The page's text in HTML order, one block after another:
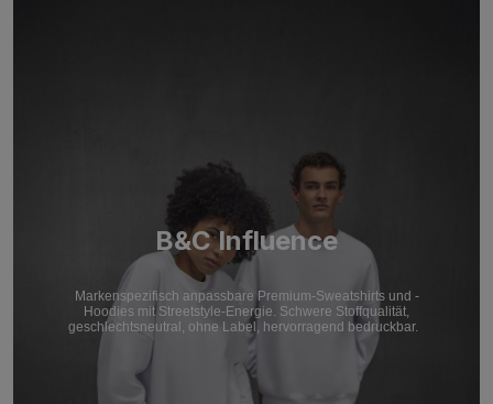
B&C Influence
Markenspezifisch anpassbare Premium-Sweatshirts und -
Hoodies mit Streetstyle-Energie. Schwere Stoffqualität,
geschlechtsneutral, ohne Label, hervorragend bedruckbar.